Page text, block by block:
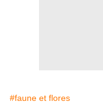
#faune et flores